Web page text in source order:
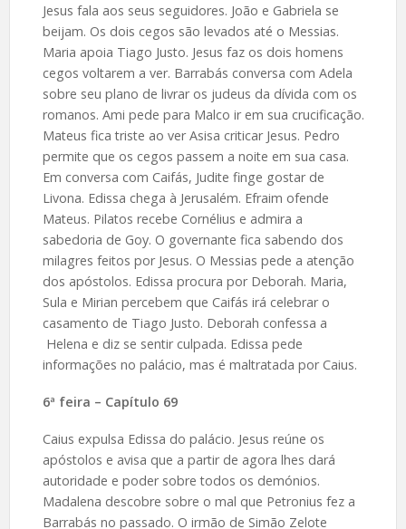
Jesus fala aos seus seguidores. João e Gabriela se
beijam. Os dois cegos são levados até o Messias.
Maria apoia Tiago Justo. Jesus faz os dois homens
cegos voltarem a ver. Barrabás conversa com Adela
sobre seu plano de livrar os judeus da dívida com os
romanos. Ami pede para Malco ir em sua crucificação.
Mateus fica triste ao ver Asisa criticar Jesus. Pedro
permite que os cegos passem a noite em sua casa.
Em conversa com Caifás, Judite finge gostar de
Livona. Edissa chega à Jerusalém. Efraim ofende
Mateus. Pilatos recebe Cornélius e admira a
sabedoria de Goy. O governante fica sabendo dos
milagres feitos por Jesus. O Messias pede a atenção
dos apóstolos. Edissa procura por Deborah. Maria,
Sula e Mirian percebem que Caifás irá celebrar o
casamento de Tiago Justo. Deborah confessa a
Helena e diz se sentir culpada. Edissa pede
informações no palácio, mas é maltratada por Caius.
6ª feira – Capítulo 69
Caius expulsa Edissa do palácio. Jesus reúne os
apóstolos e avisa que a partir de agora lhes dará
autoridade e poder sobre todos os demónios.
Madalena descobre sobre o mal que Petronius fez a
Barrabás no passado. O irmão de Simão Zelote